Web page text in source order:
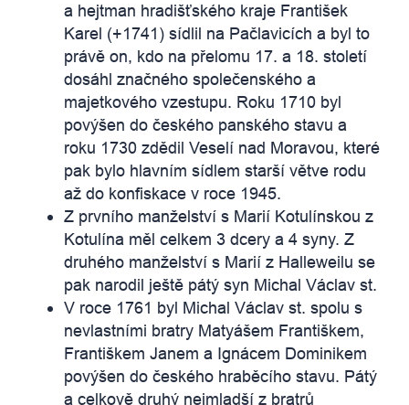
a hejtman hradišťského kraje František
Karel (+1741) sídlil na Pačlavicích a byl to
právě on, kdo na přelomu 17. a 18. století
dosáhl značného společenského a
majetkového vzestupu. Roku 1710 byl
povýšen do českého panského stavu a
roku 1730 zdědil Veselí nad Moravou, které
pak bylo hlavním sídlem starší větve rodu
až do konfiskace v roce 1945.
Z prvního manželství s Marií Kotulínskou z
Kotulína měl celkem 3 dcery a 4 syny. Z
druhého manželství s Marií z Halleweilu se
pak narodil ještě pátý syn Michal Václav st.
V roce 1761 byl Michal Václav st. spolu s
nevlastními bratry Matyášem Františkem,
Františkem Janem a Ignácem Dominikem
povýšen do českého hraběcího stavu. Pátý
a celkově druhý nejmladší z bratrů